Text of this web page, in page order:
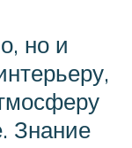
но и
Знание